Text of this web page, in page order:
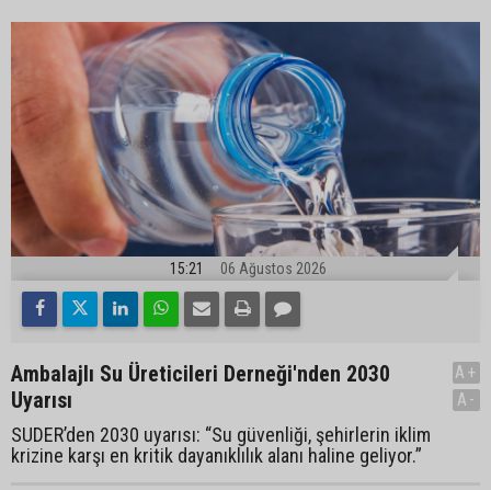
15:21 06 Ağustos 2026
Ambalajlı Su Üreticileri Derneği'nden 2030
Uyarısı
SUDER’den 2030 uyarısı: “Su güvenliği, şehirlerin iklim
krizine karşı en kritik dayanıklılık alanı haline geliyor.”
A+
A-